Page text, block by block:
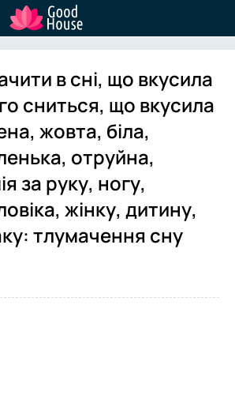
в сні, що вкусила
сниться, що вкусила
жовта, біла,
отруйна,
за руку, ногу,
жінку, дитину,
тлумачення сну